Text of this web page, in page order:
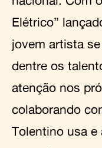
Elétrico”
jovem artista
dentre os
atenção nos
colaborando
Tolentino usa e